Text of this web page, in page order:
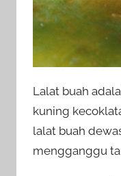
Lalat buah
kuning
lalat buah
mengganggu